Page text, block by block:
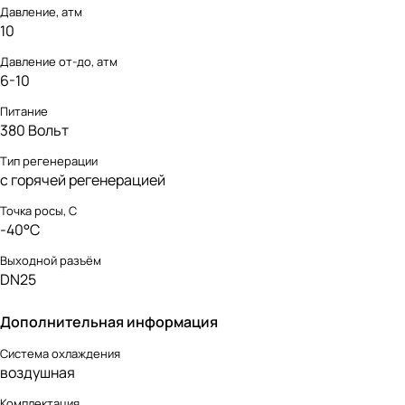
Давление, атм
10
Давление от-до, атм
6-10
Питание
380 Вольт
Тип регенерации
с горячей регенерацией
Точка росы, С
-40°C
Выходной разъём
DN25
Дополнительная информация
Система охлаждения
воздушная